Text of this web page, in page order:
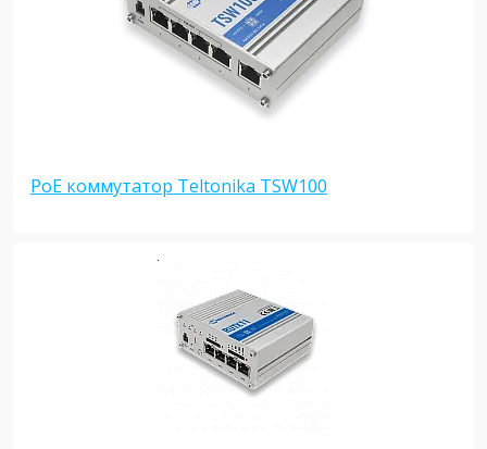
PoE коммутатор Teltonika TSW100